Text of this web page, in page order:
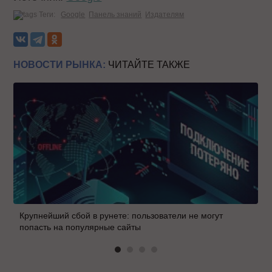
Теги: Google Панель знаний Издателям
НОВОСТИ РЫНКА: ЧИТАЙТЕ ТАКЖЕ
Крупнейший сбой в рунете: пользователи не могут
попасть на популярные сайты